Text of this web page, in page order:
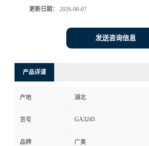
更新日期： 2026-08-07
发送咨询信息
产品详请
产地 湖北
货号 GA3243
品牌 广奥